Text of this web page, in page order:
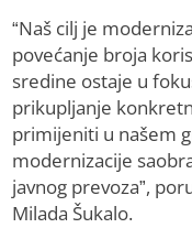
“Naš cilj je
povećanje broja
sredine ostaje u
prikupljanje
primijeniti u našem
modernizacije
javnog prevoza”,
Milada Šukalo.